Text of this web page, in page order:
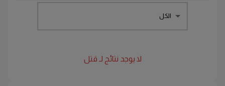
الكل
لا يوجد نتائج لـ قتل